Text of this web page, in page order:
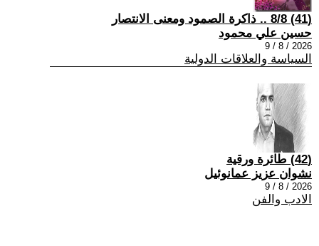
(41) 8/8 .. ذاكرة الصمود ومعنى الانتصار
حسين علي محمود
2026 / 8 / 9
السياسة والعلاقات الدولية
(42) طائرة ورقية
نشوان عزيز عمانوئيل
2026 / 8 / 9
الادب والفن